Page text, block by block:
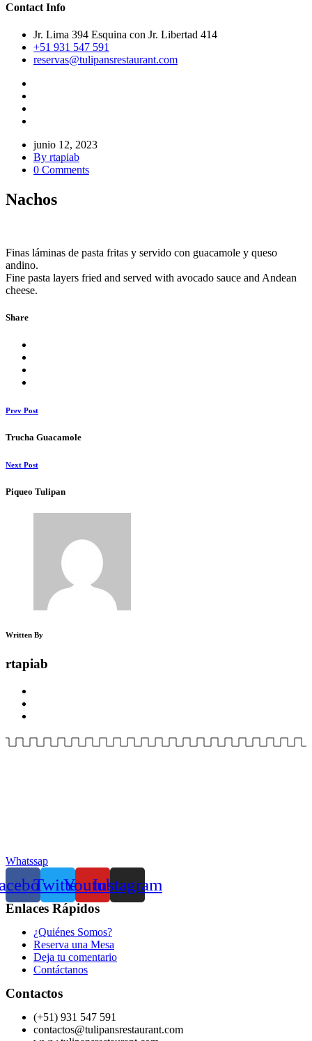
Contact Info
Jr. Lima 394 Esquina con Jr. Libertad 414
+51 931 547 591
reservas@tulipansrestaurant.com
junio 12, 2023
By rtapiab
0 Comments
Nachos
Finas láminas de pasta fritas y servido con guacamole y queso
andino.
Fine pasta layers fried and served with avocado sauce and Andean
cheese.
Share
Prev Post
Trucha Guacamole
Next Post
Piqueo Tulipan
Written By
rtapiab
Whatssap
TwitterYoutubeInstagram
Enlaces Rápidos
¿Quiénes Somos?
Reserva una Mesa
Deja tu comentario
Contáctanos
Contactos
(+51) 931 547 591
contactos@tulipansrestaurant.com